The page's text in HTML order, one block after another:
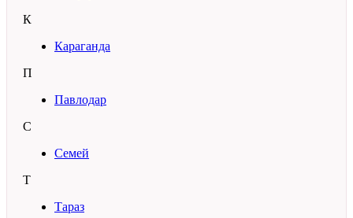
К
Караганда
П
Павлодар
С
Семей
Т
Тараз